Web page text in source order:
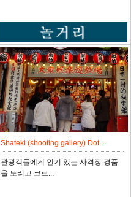
Shateki (shooting gallery) Dot...
관광객들에게 인기 있는 사격장.경품
을 노리고 코르...